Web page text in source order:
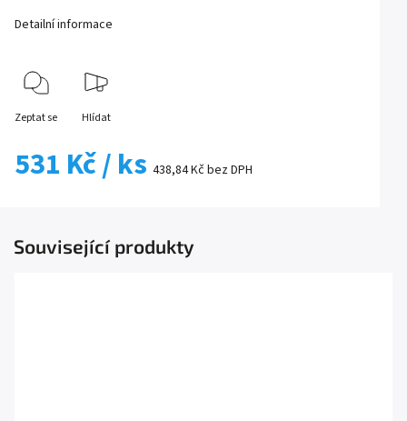
531 Kč/ ks 438,84 Kč bez DPH
Detailní informace
Zeptat se Hlídat
Související produkty